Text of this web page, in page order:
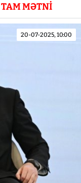
TAM MƏTNİ
20-07-2025, 10:00